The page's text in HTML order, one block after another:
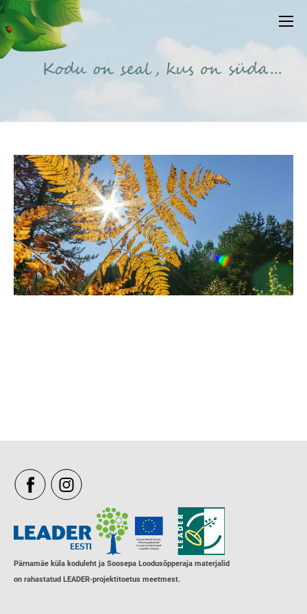
Pärnamäe küla koduleht ja Soosepa Loodusõpperaja materjalid
on rahastatud LEADER-projektitoetus meetmest.